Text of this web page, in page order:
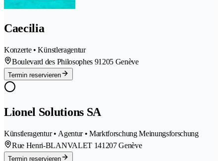
Caecilia
Konzerte • Künstleragentur
Boulevard des Philosophes 91205 Genève
Termin reservieren
Lionel Solutions SA
Künstleragentur • Agentur • Marktforschung Meinungsforschung
Rue Henri-BLANVALET 141207 Genève
Termin reservieren